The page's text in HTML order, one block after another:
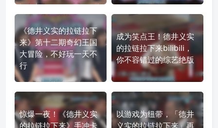
《德井义实的拉链拉下
来》第十二期奇幻王国
大冒险，不好玩一天不
行
成为笑点王！德井义实
的拉链拉下来bilibili，
你不容错过的综艺绝版
惊爆一夜！《德井义实
的拉链拉下来》手冲卡
以游戏为纽带，「德井
义实的拉链拉下来」再